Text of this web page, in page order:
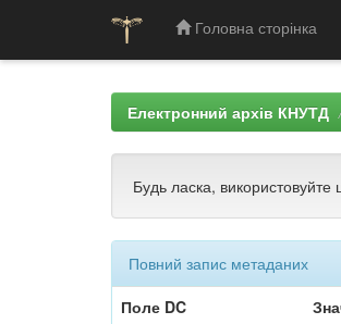
Головна сторінка
Електронний архів КНУТД
Будь ласка,
Повний запис метаданих
Поле DC